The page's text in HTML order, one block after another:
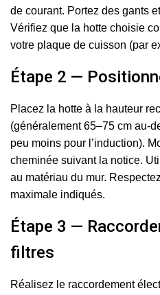
de courant. Portez des gants
Vérifiez que la hotte choisie
votre plaque de cuisson (par
Étape 2 —
Placez la hotte à la hauteur
(généralement 65–75 cm au-
peu moins pour l’induction).
cheminée suivant la notice.
au matériau du mur.
maximale indiqués.
Étape 3 —
filtres
Réalisez le raccordement